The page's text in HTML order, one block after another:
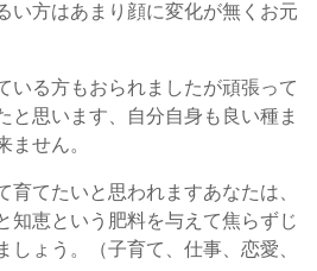
い方はあまり顔に変化が無くお元
いる方もおられましたが頑張って
と思います、自分自身も良い種ま
せん。
てたいと思われますあなたは、
知恵という肥料を与えて焦らずじ
ょう。（子育て、仕事、恋愛、